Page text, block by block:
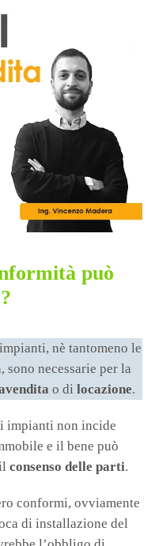
può
nè tantomeno le
necessarie per la
o di locazione.
impianti non incide
e il bene può
consenso delle parti.
conformi, ovviamente
di installazione del